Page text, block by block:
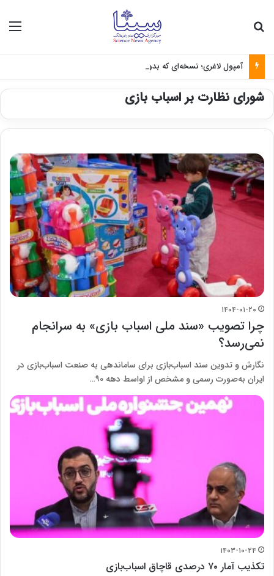
آمپول لاغری؛ نسخه‌ای که بدون تغذیه خطرناک می‌شود
شورای نظارت بر اسباب بازی
۱۴۰۴-۰۱-۲۰
چرا تصویب «سند ملی اسباب بازی» به سرانجام
نمی‌رسد؟
نگارش و تدوین سند اسباب‌بازی برای ساماندهی به صنعت اسباب‌بازی در
ایران به‌صورت رسمی و مشخص از اواسط دهه ۹۰…
۱۴۰۳-۱۰-۲۴
تکذیب آمار ۷۰ درصدی قاچاق اسباب‌بازی